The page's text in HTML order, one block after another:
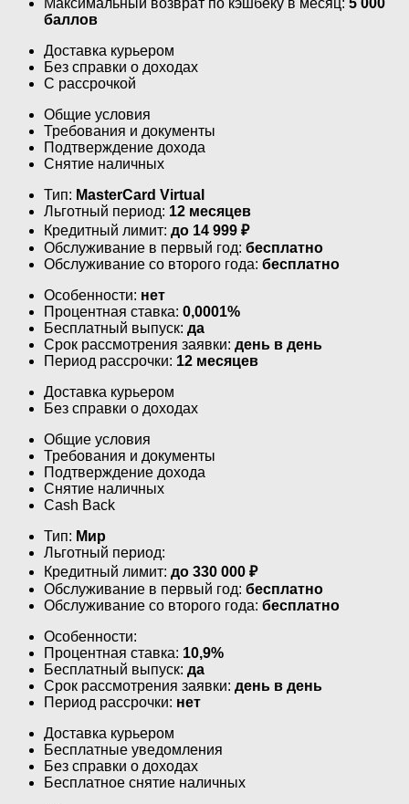
баллов
Доставка курьером
Без справки о доходах
С рассрочкой
Общие условия
Требования и документы
Подтверждение дохода
Снятие наличных
Тип: MasterСard Virtual
Льготный период: 12 месяцев
Кредитный лимит: до 14 999 ₽
Обслуживание в первый год: бесплатно
Обслуживание со второго года: бесплатно
Особенности: нет
Процентная ставка: 0,0001%
Бесплатный выпуск: да
Срок рассмотрения заявки: день в день
Период рассрочки: 12 месяцев
Доставка курьером
Без справки о доходах
Общие условия
Требования и документы
Подтверждение дохода
Снятие наличных
Cash Back
Тип: Мир
Льготный период:
Кредитный лимит: до 330 000 ₽
Обслуживание в первый год: бесплатно
Обслуживание со второго года: бесплатно
Особенности:
Процентная ставка: 10,9%
Бесплатный выпуск: да
Срок рассмотрения заявки: день в день
Период рассрочки: нет
Доставка курьером
Бесплатные уведомления
Без справки о доходах
Бесплатное снятие наличных